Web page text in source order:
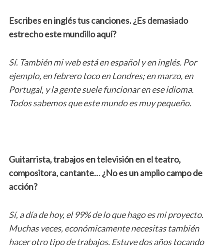
Escribes en inglés tus canciones. ¿Es demasiado
estrecho este mundillo aquí?
Sí. También mi web está en español y en inglés. Por
ejemplo, en febrero toco en Londres; en marzo, en
Portugal, y la gente suele funcionar en ese idioma.
Todos sabemos que este mundo es muy pequeño.
Guitarrista, trabajos en televisión en el teatro,
compositora, cantante… ¿No es un amplio campo de
acción?
Sí, a día de hoy, el 99% de lo que hago es mi proyecto.
Muchas veces, económicamente necesitas también
hacer otro tipo de trabajos. Estuve dos años tocando